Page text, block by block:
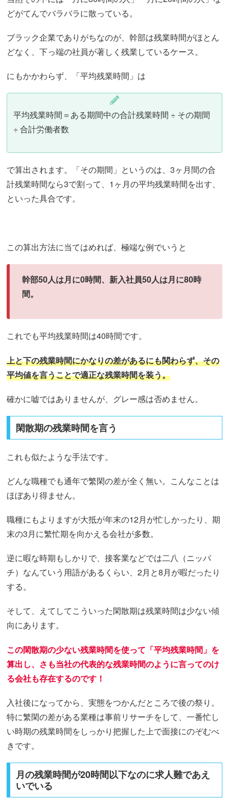
どがてんでバラバラに散っている。
ブラック企業でありがちなのが、幹部は残業時間がほとん
どなく、下っ端の社員が著しく残業しているケース。
にもかかわらず、「平均残業時間」は
平均残業時間＝ある期間中の合計残業時間 ÷ その期間
÷ 合計労働者数
で算出されます。「その期間」というのは、3ヶ月間の合
計残業時間なら3で割って、1ヶ月の平均残業時間を出す、
といった具合です。
この算出方法に当てはめれば、極端な例でいうと
幹部50人は月に0時間、新入社員50人は月に80時
間。
これでも平均残業時間は40時間です。
上と下の残業時間にかなりの差があるにも関わらず、その
平均値を言うことで適正な残業時間を装う。
確かに嘘ではありませんが、グレー感は否めません。
閑散期の残業時間を言う
これも似たような手法です。
どんな職種でも通年で繁閑の差が全く無い。こんなことは
ほぼあり得ません。
職種にもよりますが大抵が年末の12月が忙しかったり、期
末の3月に繁忙期を向かえる会社が多数。
逆に暇な時期もしかりで、接客業などでは二八（ニッパ
チ）なんていう用語があるくらい、2月と8月が暇だったり
する。
そして、えてしてこういった閑散期は残業時間は少ない傾
向にあります。
この閑散期の少ない残業時間を使って「平均残業時間」を
算出し、さも当社の代表的な残業時間のように言ってのけ
る会社も存在するのです！
入社後になってから、実態をつかんだところで後の祭り。
特に繁閑の差がある業種は事前リサーチをして、一番忙し
い時期の残業時間をしっかり把握した上で面接にのぞむべ
きです。
月の残業時間が20時間以下なのに求人難であえ
いでいる